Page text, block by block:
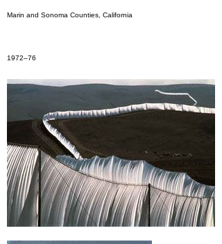
Marin and Sonoma Counties, California
1972–76